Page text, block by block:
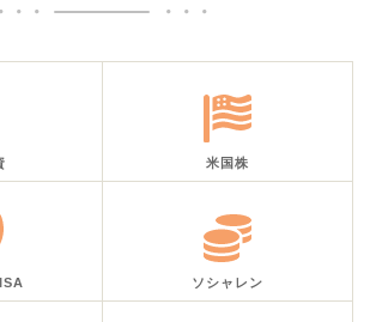
米国株
ソシャレン